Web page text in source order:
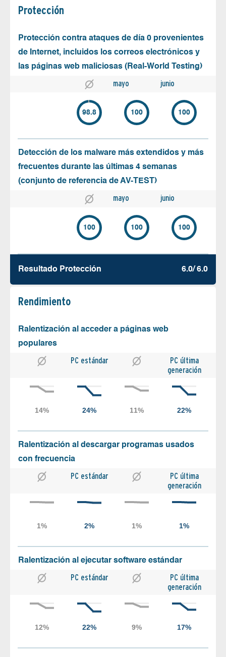
Protección
Protección contra ataques de día 0 provenientes
de Internet, incluidos los correos electrónicos y
las páginas web maliciosas (Real-World Testing)
mayo junio
98.8 100 100
Detección de los malware más extendidos y más
frecuentes durante las últimas 4 semanas
(conjunto de referencia de AV-TEST)
mayo junio
100 100 100
Resultado Protección 6.0/ 6.0
Rendimiento
Ralentización al acceder a páginas web
populares
PC estándar
PC última
generación
Ralentización al descargar programas usados
con frecuencia
PC estándar
PC última
generación
Ralentización al ejecutar software estándar
PC estándar
PC última
generación